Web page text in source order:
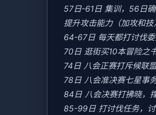
57日-61日 集训，56日
提升攻击能力（加攻和
64-67日 每天都打讨伐
70日 逛街买10本冒险之
74日 八会正赛打斥候联
78日 八会准决赛七星事
84日 八会决赛打拂晓，
85-99日 打讨伐任务，